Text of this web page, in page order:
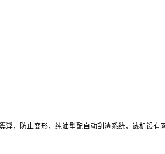
，防止变形，纯油型配自动刮渣系统，该机设